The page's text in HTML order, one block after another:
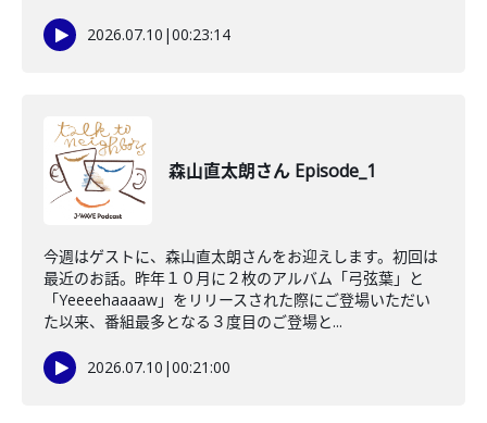
2026.07.10 |00:23:14
森山直太朗さん Episode_1
今週はゲストに、森山直太朗さんをお迎えします。初回は
最近のお話。昨年１０月に２枚のアルバム「弓弦葉」と
「Yeeeehaaaaw」をリリースされた際にご登場いただい
た以来、番組最多となる３度目のご登場と...
2026.07.10 |00:21:00